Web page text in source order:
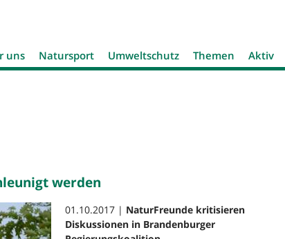
uns Natursport Umweltschutz Themen Aktiv
werden
01.10.2017 | NaturFreunde kritisieren
Diskussionen in Brandenburger